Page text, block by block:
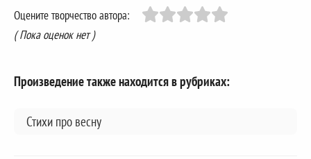
Оцените творчество автора:
( Пока оценок нет )
Произведение также находится в рубриках:
Стихи про весну